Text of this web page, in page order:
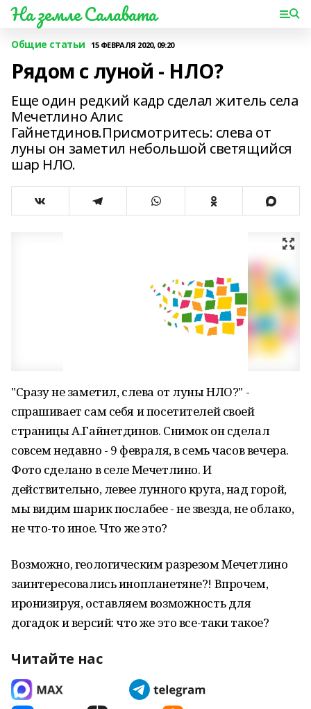
На земле Салавата
Общие статьи 15 ФЕВРАЛЯ 2020, 09:20
Рядом с луной - НЛО?
Еще один редкий кадр сделал житель села
Мечетлино Алис
Гайнетдинов.Присмотритесь: слева от
луны он заметил небольшой светящийся
шар НЛО.
"Сразу не заметил, слева от луны НЛО?" -
спрашивает сам себя и посетителей своей
страницы А.Гайнетдинов. Снимок он сделал
совсем недавно - 9 февраля, в семь часов вечера.
Фото сделано в селе Мечетлино. И
действительно, левее лунного круга, над горой,
мы видим шарик послабее - не звезда, не облако,
не что-то иное. Что же это?
Возможно, геологическим разрезом Мечетлино
заинтересовались инопланетяне?! Впрочем,
иронизируя, оставляем возможность для
догадок и версий: что же это все-таки такое?
Читайте нас